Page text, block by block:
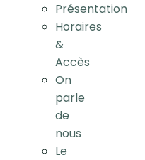
Présentation
Horaires
&
Accès
On
parle
de
nous
Le